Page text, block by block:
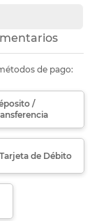
de pago:
/
Tarjeta de Débito